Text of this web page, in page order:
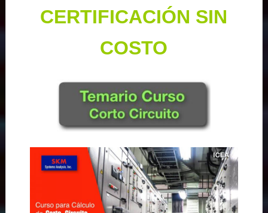
CERTIFICACIÓN SIN
COSTO